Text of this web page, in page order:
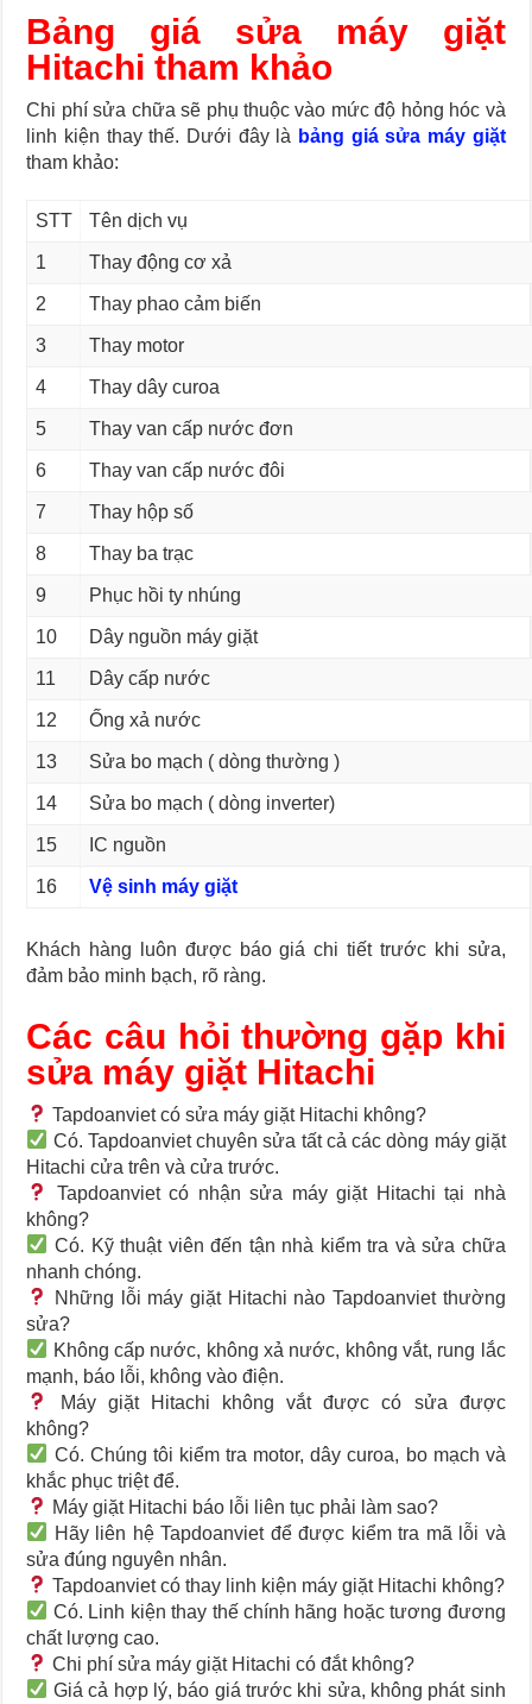
Bảng giá sửa máy giặt
Hitachi tham khảo
Chi phí sửa chữa sẽ phụ thuộc vào mức độ hỏng hóc và
linh kiện thay thế. Dưới đây là bảng giá sửa máy giặt
tham khảo:
STT Tên dịch vụ
1 Thay động cơ xả
2 Thay phao cảm biến
3 Thay motor
4 Thay dây curoa
5 Thay van cấp nước đơn
6 Thay van cấp nước đôi
7 Thay hộp số
8 Thay ba trạc
9 Phục hồi ty nhúng
10 Dây nguồn máy giặt
11 Dây cấp nước
12 Ống xả nước
13 Sửa bo mạch ( dòng thường )
14 Sửa bo mạch ( dòng inverter)
15 IC nguồn
16 Vệ sinh máy giặt
Khách hàng luôn được báo giá chi tiết trước khi sửa,
đảm bảo minh bạch, rõ ràng.
Các câu hỏi thường gặp khi
sửa máy giặt Hitachi
Tapdoanviet có sửa máy giặt Hitachi không?
Có. Tapdoanviet chuyên sửa tất cả các dòng máy giặt
Hitachi cửa trên và cửa trước.
Tapdoanviet có nhận sửa máy giặt Hitachi tại nhà
không?
Có. Kỹ thuật viên đến tận nhà kiểm tra và sửa chữa
nhanh chóng.
Những lỗi máy giặt Hitachi nào Tapdoanviet thường
sửa?
Không cấp nước, không xả nước, không vắt, rung lắc
mạnh, báo lỗi, không vào điện.
Máy giặt Hitachi không vắt được có sửa được
không?
Có. Chúng tôi kiểm tra motor, dây curoa, bo mạch và
khắc phục triệt để.
Máy giặt Hitachi báo lỗi liên tục phải làm sao?
Hãy liên hệ Tapdoanviet để được kiểm tra mã lỗi và
sửa đúng nguyên nhân.
Tapdoanviet có thay linh kiện máy giặt Hitachi không?
Có. Linh kiện thay thế chính hãng hoặc tương đương
chất lượng cao.
Chi phí sửa máy giặt Hitachi có đắt không?
Giá cả hợp lý, báo giá trước khi sửa, không phát sinh